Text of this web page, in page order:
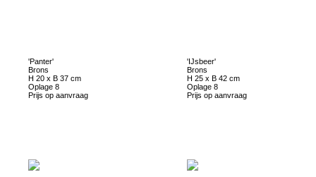
'Panter'
Brons
H 20 x B 37 cm
Oplage 8
Prijs op aanvraag
'IJsbeer'
Brons
H 25 x B 42 cm
Oplage 8
Prijs op aanvraag